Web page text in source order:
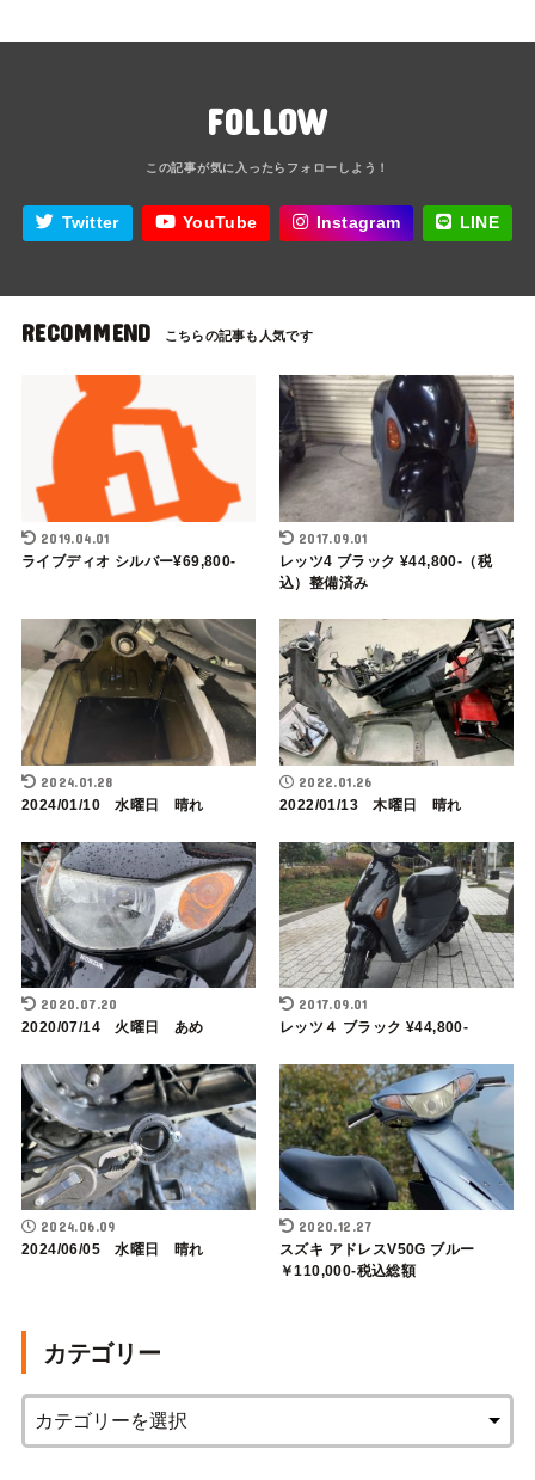
FOLLOW
Twitter YouTube Instagram LINE
RECOMMEND
2019.04.01
ライブディオ シルバー¥69,800-
2017.09.01
レッツ4 ブラック ¥44,800-（税
込）整備済み
2024.01.28
2024/01/10 水曜日 晴れ
2022.01.26
2022/01/13 木曜日 晴れ
2020.07.20
2020/07/14 火曜日 あめ
2017.09.01
レッツ４ ブラック ¥44,800-
2024.06.09
2024/06/05 水曜日 晴れ
2020.12.27
スズキ アドレスV50G ブルー
￥110,000-税込総額
カテゴリー